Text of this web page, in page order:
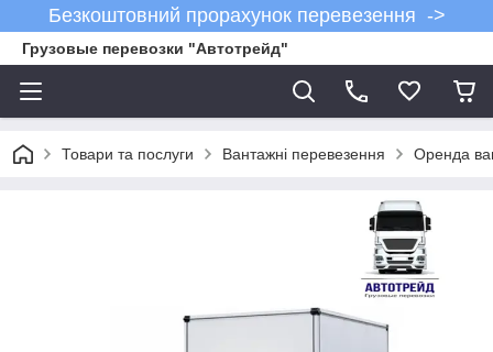
Безкоштовний прорахунок перевезення ->
Грузовые перевозки "Автотрейд"
Товари та послуги Вантажні перевезення Оренда